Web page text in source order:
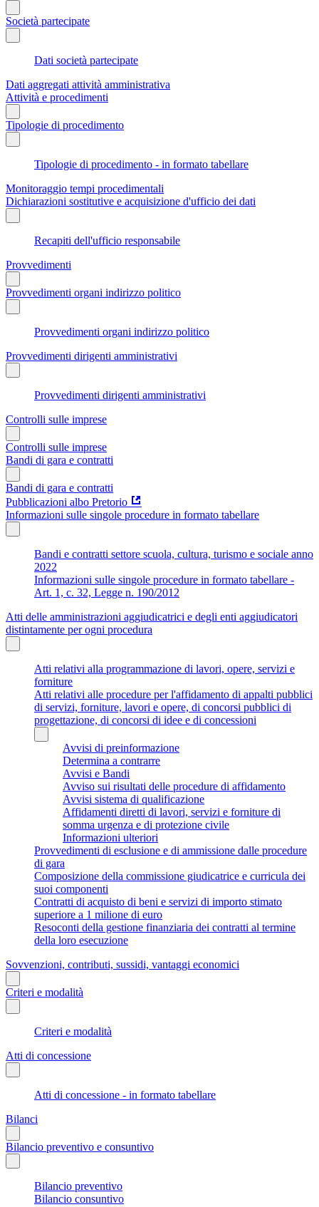
Società partecipate
Dati società partecipate
Dati aggregati attività amministrativa
Attività e procedimenti
Tipologie di procedimento
Tipologie di procedimento - in formato tabellare
Monitoraggio tempi procedimentali
Dichiarazioni sostitutive e acquisizione d'ufficio dei dati
Recapiti dell'ufficio responsabile
Provvedimenti
Provvedimenti organi indirizzo politico
Provvedimenti organi indirizzo politico
Provvedimenti dirigenti amministrativi
Provvedimenti dirigenti amministrativi
Controlli sulle imprese
Controlli sulle imprese
Bandi di gara e contratti
Bandi di gara e contratti
Pubblicazioni albo Pretorio
Informazioni sulle singole procedure in formato tabellare
Bandi e contratti settore scuola, cultura, turismo e sociale anno
2022
Informazioni sulle singole procedure in formato tabellare -
Art. 1, c. 32, Legge n. 190/2012
Atti delle amministrazioni aggiudicatrici e degli enti aggiudicatori
distintamente per ogni procedura
Atti relativi alla programmazione di lavori, opere, servizi e
forniture
Atti relativi alle procedure per l'affidamento di appalti pubblici
di servizi, forniture, lavori e opere, di concorsi pubblici di
progettazione, di concorsi di idee e di concessioni
Avvisi di preinformazione
Determina a contrarre
Avvisi e Bandi
Avviso sui risultati delle procedure di affidamento
Avvisi sistema di qualificazione
Affidamenti diretti di lavori, servizi e forniture di
somma urgenza e di protezione civile
Informazioni ulteriori
Provvedimenti di esclusione e di ammissione dalle procedure
di gara
Composizione della commissione giudicatrice e curricula dei
suoi componenti
Contratti di acquisto di beni e servizi di importo stimato
superiore a 1 milione di euro
Resoconti della gestione finanziaria dei contratti al termine
della loro esecuzione
Sovvenzioni, contributi, sussidi, vantaggi economici
Criteri e modalità
Criteri e modalità
Atti di concessione
Atti di concessione - in formato tabellare
Bilanci
Bilancio preventivo e consuntivo
Bilancio preventivo
Bilancio consuntivo